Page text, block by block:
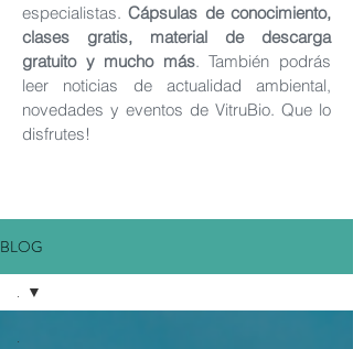
especialistas.Cápsulas de conocimiento,
clases gratis, material de descarga
gratuito y mucho más.También podrás
leer noticias de actualidad ambiental,
novedades y eventos de VitruBio. Que lo
disfrutes!
BLOG
.
.